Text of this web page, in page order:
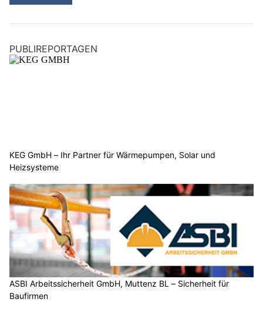
PUBLIREPORTAGEN
KEG GmbH – Ihr Partner für Wärmepumpen, Solar und
Heizsysteme
ASBI Arbeitssicherheit GmbH, Muttenz BL – Sicherheit für
Baufirmen